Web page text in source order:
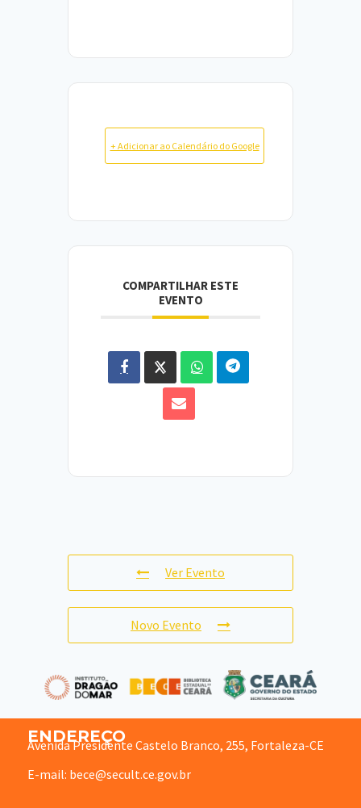
+ Adicionar ao Calendário do Google
COMPARTILHAR ESTE
EVENTO
Ver Evento
Novo Evento
ENDEREÇO
Avenida Presidente Castelo Branco, 255, Fortaleza-CE
E-mail: bece@secult.ce.gov.br